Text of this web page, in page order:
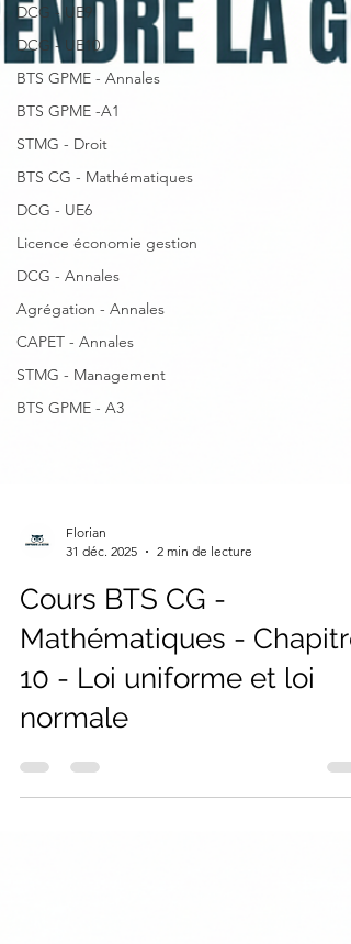
DCG - UE9
DCG - UE10
BTS GPME - Annales
BTS GPME -A1
STMG - Droit
BTS CG - Mathématiques
DCG - UE6
Licence économie gestion
DCG - Annales
Agrégation - Annales
CAPET - Annales
STMG - Management
BTS GPME - A3
31 déc. 2025
2 min de lecture
Cours BTS CG -
Mathématiques - Chapitre
10 - Loi uniforme et loi
normale